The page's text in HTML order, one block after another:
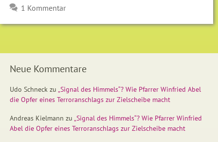
1 Kommentar
Neue Kommentare
Udo Schneck zu „Signal des Himmels“? Wie Pfarrer Winfried Abel
die Opfer eines Terroranschlags zur Zielscheibe macht
Andreas Kielmann zu „Signal des Himmels“? Wie Pfarrer Winfried
Abel die Opfer eines Terroranschlags zur Zielscheibe macht